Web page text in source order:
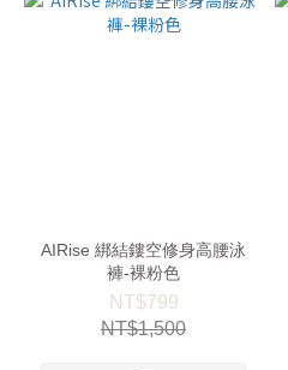
AIRise 綁結鏤空修身高腰泳
褲-裸粉色
NT$799
NT$1,500